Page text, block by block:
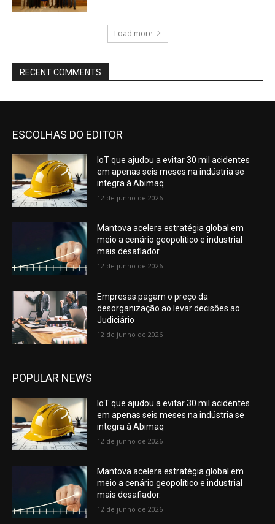
Load more
RECENT COMMENTS
ESCOLHAS DO EDITOR
IoT que ajudou a evitar 30 mil acidentes
em apenas seis meses na indústria se
integra à Abimaq
12 de junho de 2026
Mantova acelera estratégia global em
meio a cenário geopolítico e industrial
mais desafiador.
12 de junho de 2026
Empresas pagam o preço da
desorganização ao levar decisões ao
Judiciário
12 de junho de 2026
POPULAR NEWS
IoT que ajudou a evitar 30 mil acidentes
em apenas seis meses na indústria se
integra à Abimaq
12 de junho de 2026
Mantova acelera estratégia global em
meio a cenário geopolítico e industrial
mais desafiador.
12 de junho de 2026